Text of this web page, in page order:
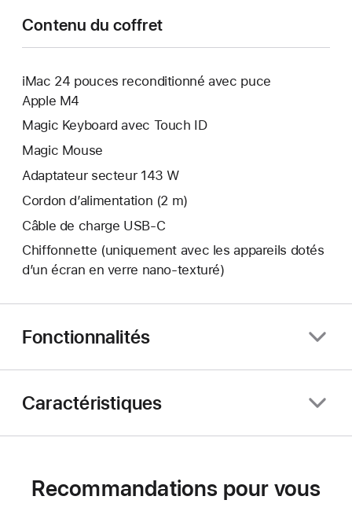
Contenu du coffret
iMac 24 pouces reconditionné avec puce
Apple M4
Magic Keyboard avec Touch ID
Magic Mouse
Adaptateur secteur 143 W
Cordon d’alimentation (2 m)
Câble de charge USB‑C
Chiffonnette (uniquement avec les appareils dotés
d’un écran en verre nano‑texturé)
Fonctionnalités
Caractéristiques
Recommandations pour vous